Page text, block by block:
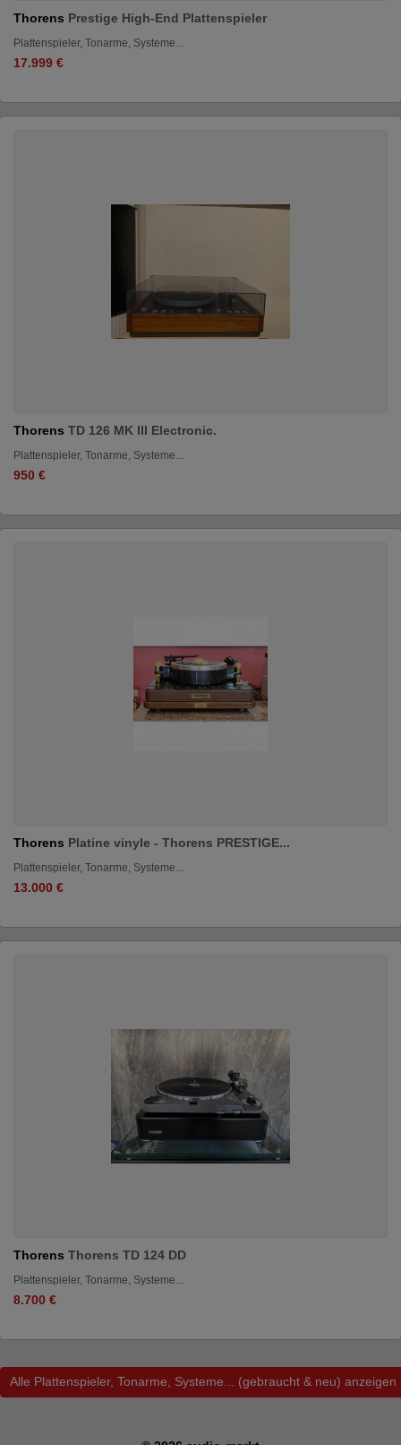
Thorens Prestige High-End Plattenspieler
Plattenspieler, Tonarme, Systeme...
17.999 €
Thorens TD 126 MK III Electronic.
Plattenspieler, Tonarme, Systeme...
950 €
Thorens Platine vinyle - Thorens PRESTIGE...
Plattenspieler, Tonarme, Systeme...
13.000 €
Thorens Thorens TD 124 DD
Plattenspieler, Tonarme, Systeme...
8.700 €
Alle Plattenspieler, Tonarme, Systeme... (gebraucht & neu) anzeigen